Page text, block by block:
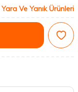
Yara Ve Yanık Ürünleri